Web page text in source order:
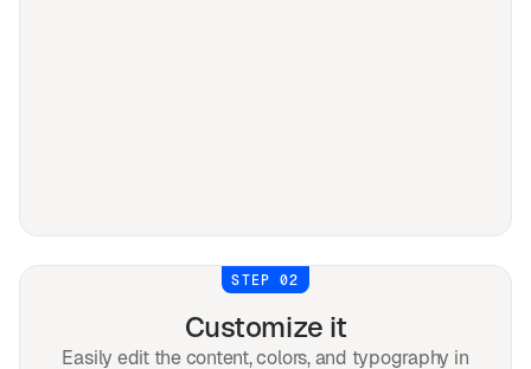
STEP 02
Customize it
Easily edit the content, colors, and typography in